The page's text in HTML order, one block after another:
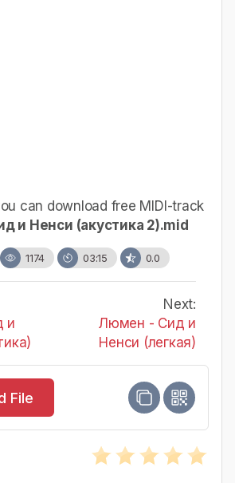
can download free MIDI-track
и Ненси (акустика 2).mid
1174 03:15 0.0
и
Next:
Люмен - Сид и
Ненси (легкая)
File